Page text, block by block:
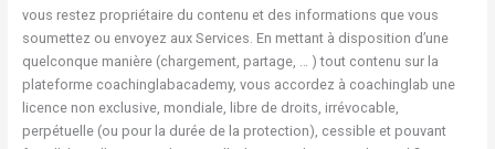
vous restez propriétaire du contenu et des informations que vous
soumettez ou envoyez aux Services. En mettant à disposition d’une
quelconque manière (chargement, partage, … ) tout contenu sur la
plateforme coachinglabacademy, vous accordez à coachinglab une
licence non exclusive, mondiale, libre de droits, irrévocable,
perpétuelle (ou pour la durée de la protection), cessible et pouvant